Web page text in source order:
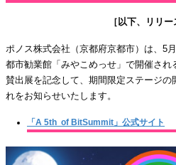
［以下、リリー
ポノス株式会社（京都府京都市）は、5
都市勧業館「みやこめっせ」で開催さ
賛出展を記念して、期間限定ステージの
れをお知らせいたします。
「A 5th of BitSummit」公式サイト